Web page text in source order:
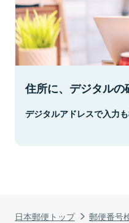
日本郵便トップ 郵便番号
住所に、デジタルの
デジタルアドレスで入力も